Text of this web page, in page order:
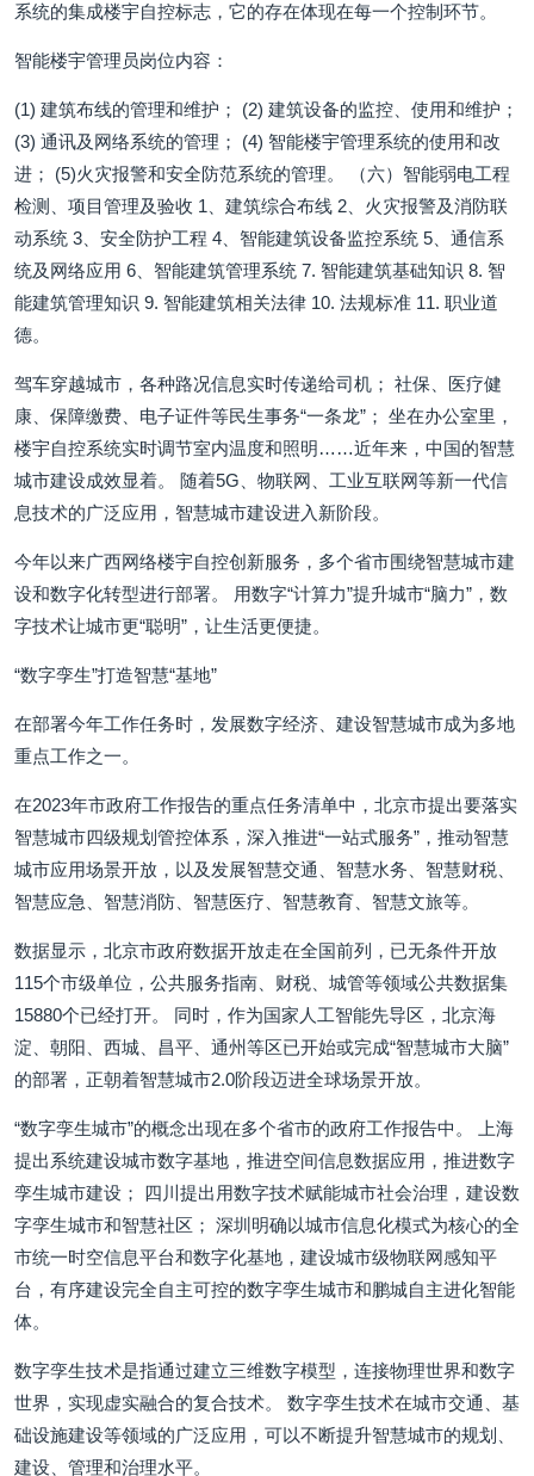
系统的集成楼宇自控标志，它的存在体现在每一个控制环节。
智能楼宇管理员岗位内容：
(1) 建筑布线的管理和维护； (2) 建筑设备的监控、使用和维护；
(3) 通讯及网络系统的管理； (4) 智能楼宇管理系统的使用和改
进； (5)火灾报警和安全防范系统的管理。 （六）智能弱电工程
检测、项目管理及验收 1、建筑综合布线 2、火灾报警及消防联
动系统 3、安全防护工程 4、智能建筑设备监控系统 5、通信系
统及网络应用 6、智能建筑管理系统 7. 智能建筑基础知识 8. 智
能建筑管理知识 9. 智能建筑相关法律 10. 法规标准 11. 职业道
德。
驾车穿越城市，各种路况信息实时传递给司机； 社保、医疗健
康、保障缴费、电子证件等民生事务“一条龙”； 坐在办公室里，
楼宇自控系统实时调节室内温度和照明……近年来，中国的智慧
城市建设成效显着。 随着5G、物联网、工业互联网等新一代信
息技术的广泛应用，智慧城市建设进入新阶段。
今年以来广西网络楼宇自控创新服务，多个省市围绕智慧城市建
设和数字化转型进行部署。 用数字“计算力”提升城市“脑力”，数
字技术让城市更“聪明”，让生活更便捷。
“数字孪生”打造智慧“基地”
在部署今年工作任务时，发展数字经济、建设智慧城市成为多地
重点工作之一。
在2023年市政府工作报告的重点任务清单中，北京市提出要落实
智慧城市四级规划管控体系，深入推进“一站式服务”，推动智慧
城市应用场景开放，以及发展智慧交通、智慧水务、智慧财税、
智慧应急、智慧消防、智慧医疗、智慧教育、智慧文旅等。
数据显示，北京市政府数据开放走在全国前列，已无条件开放
115个市级单位，公共服务指南、财税、城管等领域公共数据集
15880个已经打开。 同时，作为国家人工智能先导区，北京海
淀、朝阳、西城、昌平、通州等区已开始或完成“智慧城市大脑”
的部署，正朝着智慧城市2.0阶段迈进全球场景开放。
“数字孪生城市”的概念出现在多个省市的政府工作报告中。 上海
提出系统建设城市数字基地，推进空间信息数据应用，推进数字
孪生城市建设； 四川提出用数字技术赋能城市社会治理，建设数
字孪生城市和智慧社区； 深圳明确以城市信息化模式为核心的全
市统一时空信息平台和数字化基地，建设城市级物联网感知平
台，有序建设完全自主可控的数字孪生城市和鹏城自主进化智能
体。
数字孪生技术是指通过建立三维数字模型，连接物理世界和数字
世界，实现虚实融合的复合技术。 数字孪生技术在城市交通、基
础设施建设等领域的广泛应用，可以不断提升智慧城市的规划、
建设、管理和治理水平。